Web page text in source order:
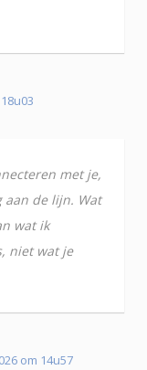
met je,
de lijn. Wat
wat ik
niet wat je
om 14u57